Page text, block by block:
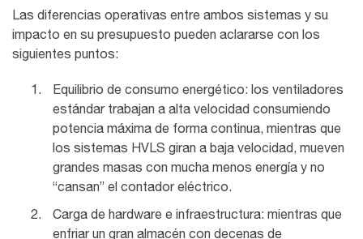
Las diferencias operativas entre ambos sistemas y su
impacto en su presupuesto pueden aclararse con los
siguientes puntos:
Equilibrio de consumo energético: los ventiladores
estándar trabajan a alta velocidad consumiendo
potencia máxima de forma continua, mientras que
los sistemas HVLS giran a baja velocidad, mueven
grandes masas con mucha menos energía y no
“cansan” el contador eléctrico.
Carga de hardware e infraestructura: mientras que
enfriar un gran almacén con decenas de